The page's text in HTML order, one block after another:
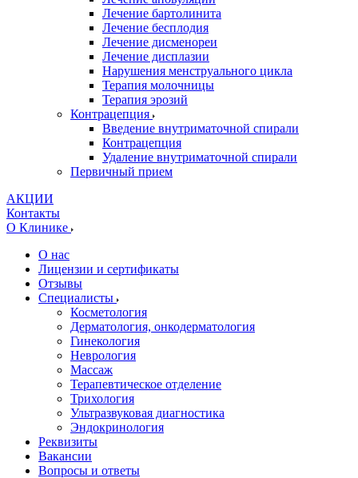
Лечение бартолинита
Лечение бесплодия
Лечение дисменореи
Лечение дисплазии
Нарушения менструального цикла
Терапия молочницы
Терапия эрозий
Контрацепция
Введение внутриматочной спирали
Контрацепция
Удаление внутриматочной спирали
Первичный прием
АКЦИИ
Контакты
О Клинике
О нас
Лицензии и сертификаты
Отзывы
Специалисты
Косметология
Дерматология, онкодерматология
Гинекология
Неврология
Массаж
Терапевтическое отделение
Трихология
Ультразвуковая диагностика
Эндокринология
Реквизиты
Вакансии
Вопросы и ответы